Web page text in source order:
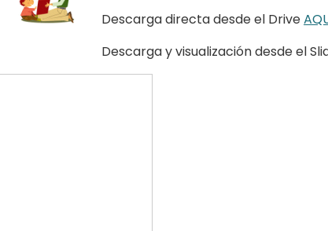
Descarga directa desde el Drive
Descarga y visualización desde el